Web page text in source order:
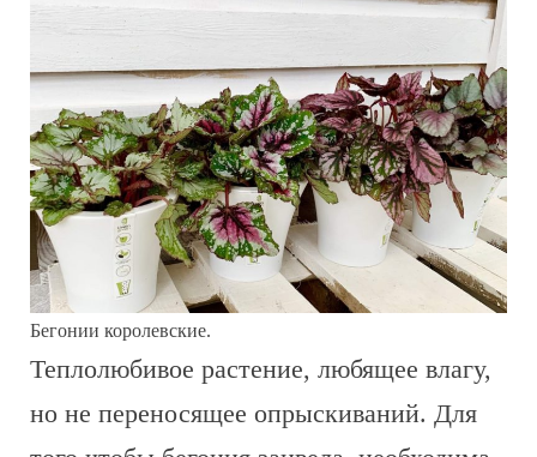
Бегонии королевские.
Теплолюбивое растение, любящее влагу,
но не переносящее опрыскиваний. Для